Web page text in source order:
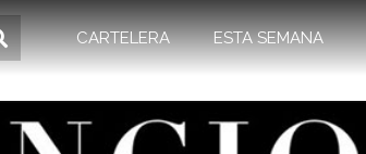
CARTELERA ESTA SEMANA